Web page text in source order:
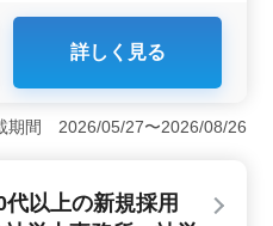
年のベテラン社労士を歓
50代以上の経験豊富な方々
ションで活躍していま
れています。働きやすい環
詳しく見る
期間 2026/05/27〜2026/08/26
代以上の新規採用